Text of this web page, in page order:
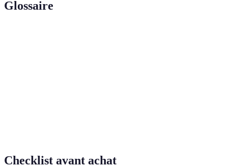
Glossaire
Checklist avant achat